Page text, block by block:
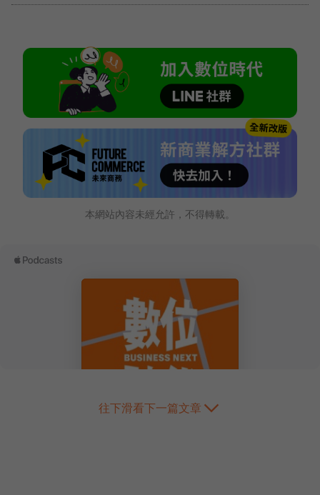
本網站內容未經允許，不得轉載。
往下滑看下一篇文章